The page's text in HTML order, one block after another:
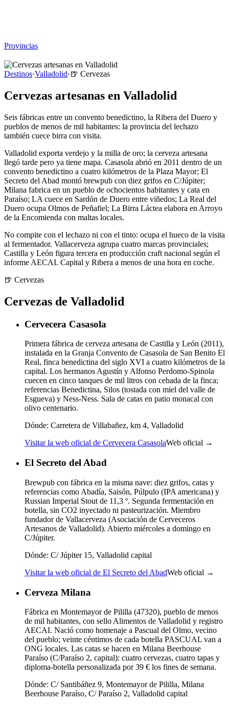
Provincias
Destinos·Valladolid·🍺 Cervezas
Cervezas artesanas en Valladolid
Seis fábricas entre un convento benedictino, la Ribera del Duero y
pueblos de menos de mil habitantes: la provincia del lechazo
también cuece birra con visita.
Valladolid exporta verdejo y la milla de oro; la cerveza artesana
llegó tarde pero ya tiene mapa. Casasola abrió en 2011 dentro de un
convento benedictino a cuatro kilómetros de la Plaza Mayor; El
Secreto del Abad montó brewpub con diez grifos en C/Júpiter;
Milana fabrica en un pueblo de ochocientos habitantes y cata en
Paraíso; LA cuece en Sardón de Duero entre viñedos; La Real del
Duero ocupa Olmos de Peñafiel; La Birra Láctea elabora en Arroyo
de la Encomienda con maltas locales.
No compite con el lechazo ni con el tinto: ocupa el hueco de la visita
al fermentador. Vallacerveza agrupa cuatro marcas provinciales;
Castilla y León figura tercera en producción craft nacional según el
informe AECAI. Capital y Ribera a menos de una hora en coche.
🍺 Cervezas
Cervezas de Valladolid
Cervecera Casasola
Primera fábrica de cerveza artesana de Castilla y León (2011),
instalada en la Granja Convento de Casasola de San Benito El
Real, finca benedictina del siglo XVI a cuatro kilómetros de la
capital. Los hermanos Agustín y Alfonso Perdomo-Spinola
cuecen en cinco tanques de mil litros con cebada de la finca;
referencias Benedictina, Silos (tostada con miel del valle de
Esgueva) y Ness-Ness. Sala de catas en patio monacal con
olivo centenario.
Dónde: Carretera de Villabañez, km 4, Valladolid
Visitar la web oficial de Cervecera CasasolaWeb oficial →
El Secreto del Abad
Brewpub con fábrica en la misma nave: diez grifos, catas y
referencias como Abadía, Saisón, Púlpulo (IPA americana) y
Russian Imperial Stout de 11,3 º. Segunda fermentación en
botella, sin CO2 inyectado ni pasteurización. Miembro
fundador de Vallacerveza (Asociación de Cerveceros
Artesanos de Valladolid). Abierto miércoles a domingo en
C/Júpiter.
Dónde: C/ Júpiter 15, Valladolid capital
Visitar la web oficial de El Secreto del AbadWeb oficial →
Cerveza Milana
Fábrica en Montemayor de Pililla (47320), pueblo de menos
de mil habitantes, con sello Alimentos de Valladolid y registro
AECAI. Nació como homenaje a Pascual del Olmo, vecino
del pueblo; veinte céntimos de cada botella PASCUAL van a
ONG locales. Las catas se hacen en Milana Beerhouse
Paraíso (C/Paraíso 2, capital): cuatro cervezas, cuatro tapas y
diploma-botella personalizada por 39 € los fines de semana.
Dónde: C/ Santibáñez 9, Montemayor de Pililla, Milana
Beerhouse Paraíso, C/ Paraíso 2, Valladolid capital